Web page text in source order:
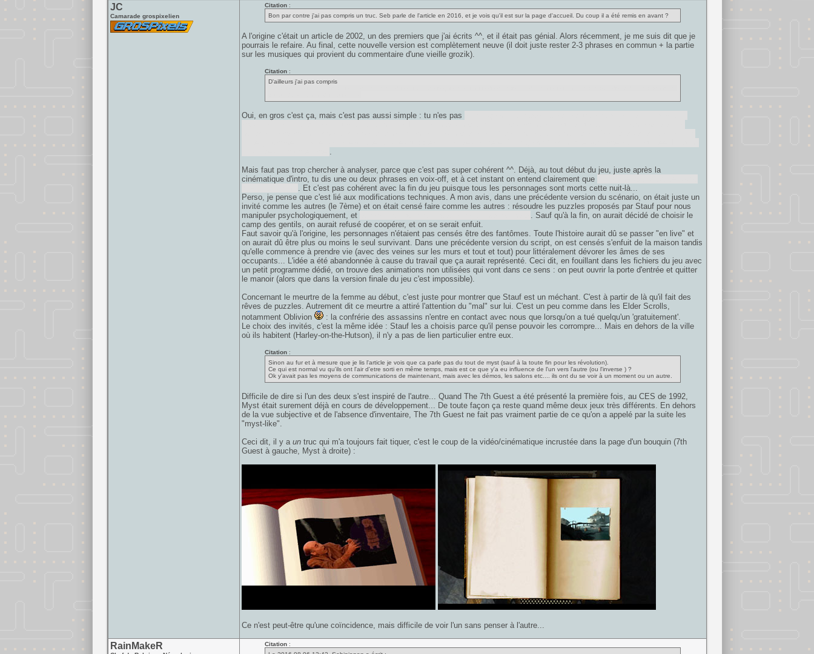
JC
Camarade grospixelien
Citation:
Bon par contre j'ai pas compris un truc. Seb parle de l'article en 2016, et je vois qu'il est sur la page d'accueil. Du coup il a été remis en avant ?
A l'origine c'était un article de 2002, un des premiers que j'ai écrits ^^, et il était pas génial. Alors récemment, je me suis dit que je
pourrais le refaire. Au final, cette nouvelle version est complètement neuve (il doit juste rester 2-3 phrases en commun + la partie
sur les musiques qui provient du commentaire d'une vieille grozik).
Citation:
D'ailleurs j'ai pas compris
Oui, en gros c'est ça, mais c'est pas aussi simple : tu n'es pas
.
Mais faut pas trop chercher à analyser, parce que c'est pas super cohérent ^^. Déjà, au tout début du jeu, juste après la
cinématique d'intro, tu dis une ou deux phrases en voix-off, et à cet instant on entend clairement que
. Et c'est pas cohérent avec la fin du jeu puisque tous les personnages sont morts cette nuit-là...
Perso, je pense que c'est lié aux modifications techniques. A mon avis, dans une précédente version du scénario, on était juste un
invité comme les autres (le 7ème) et on était censé faire comme les autres : résoudre les puzzles proposés par Stauf pour nous
manipuler psychologiquement, et
. Sauf qu'à la fin, on aurait décidé de choisir le
camp des gentils, on aurait refusé de coopérer, et on se serait enfuit.
Faut savoir qu'à l'origine, les personnages n'étaient pas censés être des fantômes. Toute l'histoire aurait dû se passer "en live" et
on aurait dû être plus ou moins le seul survivant. Dans une précédente version du script, on est censés s'enfuit de la maison tandis
qu'elle commence à prendre vie (avec des veines sur les murs et tout et tout) pour littéralement dévorer les âmes de ses
occupants... L'idée a été abandonnée à cause du travail que ça aurait représenté. Ceci dit, en fouillant dans les fichiers du jeu avec
un petit programme dédié, on trouve des animations non utilisées qui vont dans ce sens : on peut ouvrir la porte d'entrée et quitter
le manoir (alors que dans la version finale du jeu c'est impossible).
Concernant le meurtre de la femme au début, c'est juste pour montrer que Stauf est un méchant. C'est à partir de là qu'il fait des
rêves de puzzles. Autrement dit ce meurtre a attiré l'attention du "mal" sur lui. C'est un peu comme dans les Elder Scrolls,
notamment Oblivion
: la confrérie des assassins n'entre en contact avec nous que lorsqu'on a tué quelqu'un 'gratuitement'.
Le choix des invités, c'est la même idée : Stauf les a choisis parce qu'il pense pouvoir les corrompre... Mais en dehors de la ville
où ils habitent (Harley-on-the-Hutson), il n'y a pas de lien particulier entre eux.
Citation:
Sinon au fur et à mesure que je lis l'article je vois que ca parle pas du tout de myst (sauf à la toute fin pour les révolution).
Ce qui est normal vu qu'ils ont l'air d'etre sorti en même temps, mais est ce que y'a eu influence de l'un vers l'autre (ou l'inverse ) ?
Ok y'avait pas les moyens de communications de maintenant, mais avec les démos, les salons etc.... ils ont du se voir à un moment ou un autre.
Difficile de dire si l'un des deux s'est inspiré de l'autre... Quand The 7th Guest a été présenté la première fois, au CES de 1992,
Myst était surement déjà en cours de développement... De toute façon ça reste quand même deux jeux très différents. En dehors
de la vue subjective et de l'absence d'inventaire, The 7th Guest ne fait pas vraiment partie de ce qu'on a appelé par la suite les
"myst-like".
Ceci dit, il y a untruc qui m'a toujours fait tiquer, c'est le coup de la vidéo/cinématique incrustée dans la page d'un bouquin (7th
Guest à gauche, Myst à droite) :
Ce n'est peut-être qu'une coïncidence, mais difficile de voir l'un sans penser à l'autre...
RainMakeR Citation: